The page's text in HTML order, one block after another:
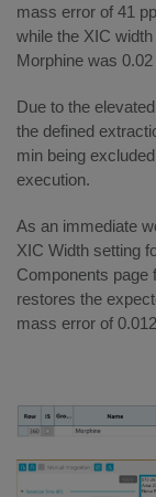
mass error of 41
while the XIC
Morphine was
Due to the
the defined
min being
execution.
As an immediate
XIC Width setting
Components page
restores the
mass error of